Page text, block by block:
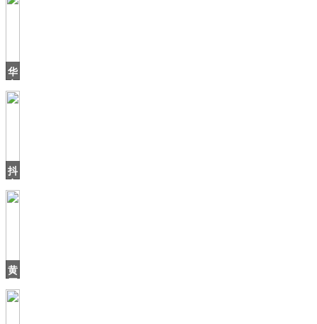
华
退
年，
之
抖
上
海
爷
黄
教